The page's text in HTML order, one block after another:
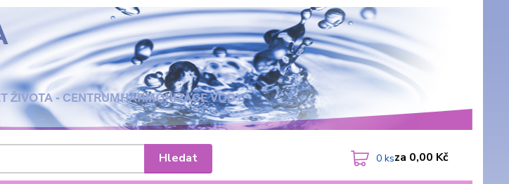
Hledat 0ksza 0,00 Kč